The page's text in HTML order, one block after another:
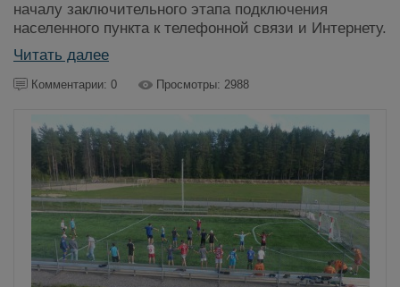
началу заключительного этапа подключения
населенного пункта к телефонной связи и Интернету.
Читать далее
Комментарии: 0 Просмотры: 2988